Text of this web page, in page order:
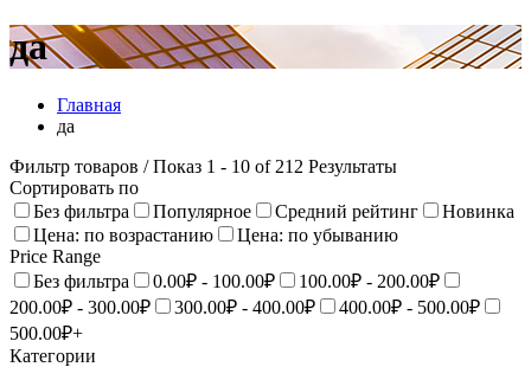
да
Главная
да
Фильтр товаров / Показ 1 - 10 of 212 Результаты
Сортировать по
Без фильтра
Популярное Средний рейтинг
Новинка
Цена: по возрастанию
Цена: по убыванию
Price Range
Без фильтра
0.00₽ - 100.00₽
100.00₽ - 200.00₽
200.00₽ - 300.00₽
300.00₽ - 400.00₽
400.00₽ - 500.00₽
500.00₽+
Категории